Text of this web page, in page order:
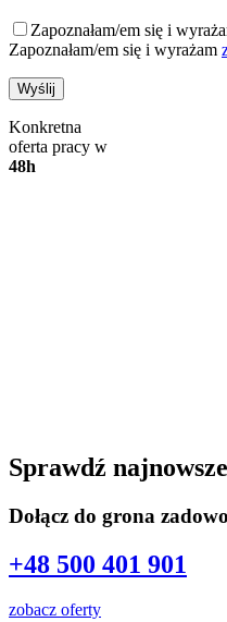
Zapoznałam/em się i
Zapoznałam/em się i wyrażam
Konkretna
oferta pracy w
48h
Sprawdź
Dołącz do grona
+48 500 401 901
zobacz oferty